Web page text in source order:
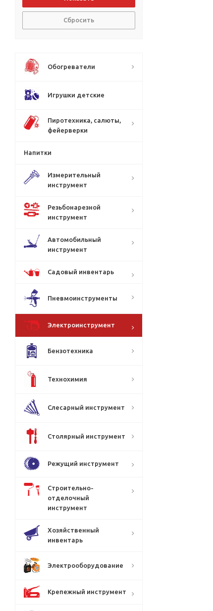
Сбросить
Обогреватели
Игрушки детские
Пиротехника, салюты,
фейерверки
Напитки
Измерительный
инструмент
Резьбонарезной
инструмент
Автомобильный
инструмент
Садовый инвентарь
Пневмоинструменты
Электроинструмент
Бензотехника
Технохимия
Слесарный инструмент
Столярный инструмент
Режущий инструмент
Строительно-
отделочный
инструмент
Хозяйственный
инвентарь
Электрооборудование
Крепежный инструмент